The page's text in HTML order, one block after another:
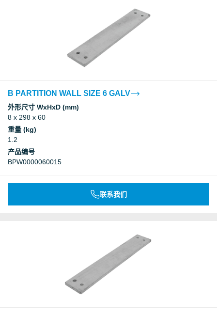
B PARTITION WALL SIZE 6 GALV
外形尺寸 WxHxD (mm)
8 x 298 x 60
重量 (kg)
1.2
产品编号
BPW0000060015
联系我们